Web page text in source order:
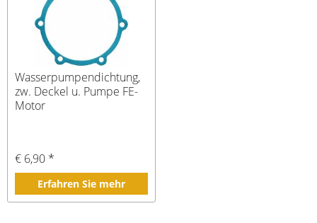
Wasserpumpendichtung,
zw. Deckel u. Pumpe FE-
Motor
€ 6,90 *
Erfahren Sie mehr